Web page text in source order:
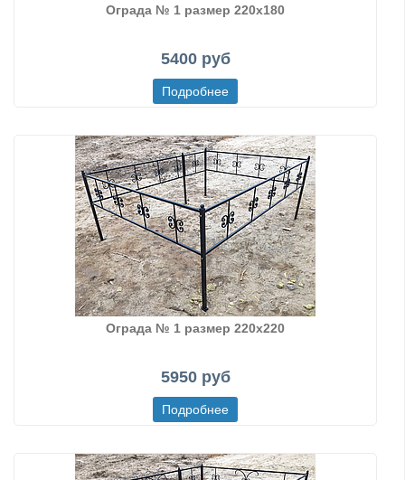
Ограда № 1 размер 220х180
5400 руб
Ограда № 1 размер 220х220
5950 руб